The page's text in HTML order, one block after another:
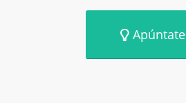
Apúntate